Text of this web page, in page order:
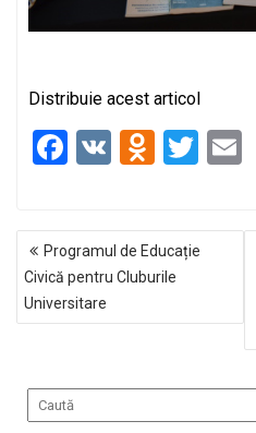
Distribuie acest articol
F
b
o
o
V
O
o
kl
a
ni
T
er
NAVIGARE
ÎN
ARTICOLE
Programul de Educație
Civică pentru Cluburile
Universitare